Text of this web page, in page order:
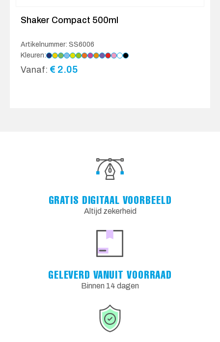
Shaker Compact 500ml
Artikelnummer: SS6006
Kleuren:
Vanaf: € 2.05
GRATIS DIGITAAL VOORBEELD
Altijd zekerheid
GELEVERD VANUIT VOORRAAD
Binnen 14 dagen